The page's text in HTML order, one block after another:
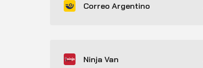
Correo Argentino
Ninja Van